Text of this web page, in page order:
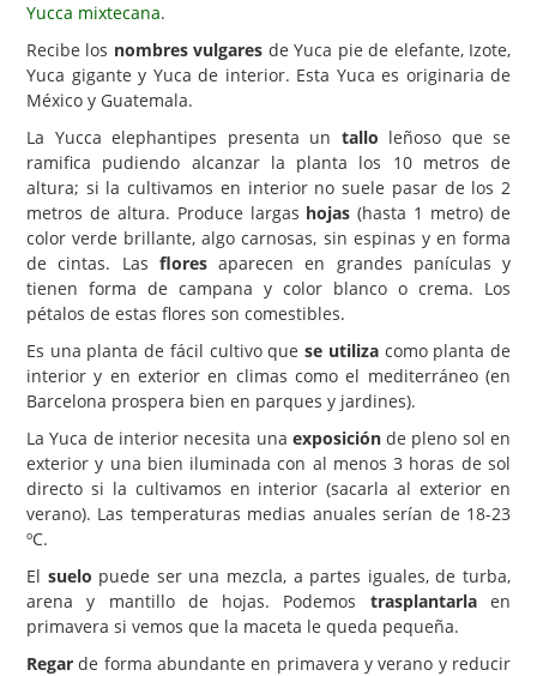
Fotos
Flores y Plantas
Árboles y Palmeras
Arbustos y Trepadoras
Cactus y Suculentas
Yucca mixtecana.
Recibe los nombres vulgares de Yuca pie de elefante, Izote,
Yuca gigante y Yuca de interior. Esta Yuca es originaria de
México y Guatemala.
La Yucca elephantipes presenta un tallo leñoso que se
ramifica pudiendo alcanzar la planta los 10 metros de
altura; si la cultivamos en interior no suele pasar de los 2
metros de altura. Produce largas hojas (hasta 1 metro) de
color verde brillante, algo carnosas, sin espinas y en forma
de cintas. Las floresaparecen en grandes panículas y
tienen forma de campana y color blanco o crema. Los
pétalos de estas flores son comestibles.
Es una planta de fácil cultivo quese utilizacomo planta de
interior y en exterior en climas como el mediterráneo (en
Barcelona prospera bien en parques y jardines).
La Yuca de interior necesita una exposiciónde pleno sol en
exterior y una bien iluminada con al menos 3 horas de sol
directo si la cultivamos en interior (sacarla al exterior en
verano). Las temperaturas medias anuales serían de 18-23
ºC.
El suelo puede ser una mezcla, a partes iguales, de turba,
arena y mantillo de hojas. Podemos trasplantarlaen
primavera si vemos que la maceta le queda pequeña.
Regar de forma abundante en primavera y verano y reducir